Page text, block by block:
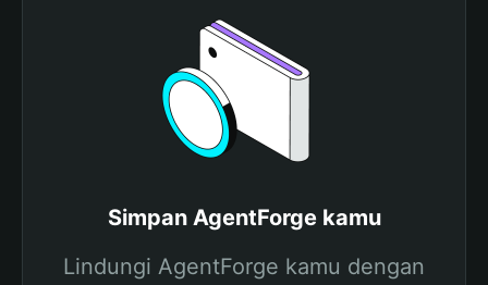
Simpan AgentForge kamu
Lindungi AgentForge kamu dengan